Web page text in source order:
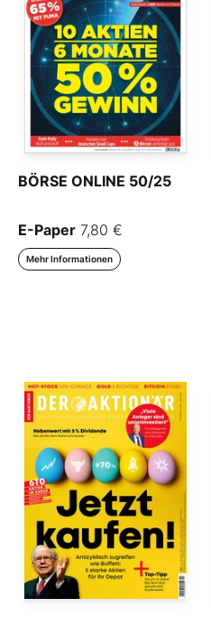
BÖRSE ONLINE 50/25
E-Paper 7,80 €
Mehr Informationen